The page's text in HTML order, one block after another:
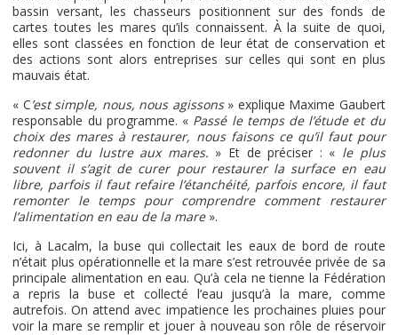
bassin versant, les chasseurs positionnent sur des fonds de
cartes toutes les mares qu’ils connaissent. À la suite de quoi,
elles sont classées en fonction de leur état de conservation et
des actions sont alors entreprises sur celles qui sont en plus
mauvais état.
« C’est simple, nous, nous agissons» explique Maxime Gaubert
responsable du programme. « Passé le temps de l’étude et du
choix des mares à restaurer, nous faisons ce qu’il faut pour
redonner du lustre aux mares. » Et de préciser : « le plus
souvent il s’agit de curer pour restaurer la surface en eau
libre, parfois il faut refaire l’étanchéité, parfois encore, il faut
remonter le temps pour comprendre comment restaurer
l’alimentation en eau de la mare».
Ici, à Lacalm, la buse qui collectait les eaux de bord de route
n’était plus opérationnelle et la mare s’est retrouvée privée de sa
principale alimentation en eau. Qu’à cela ne tienne la Fédération
a repris la buse et collecté l’eau jusqu’à la mare, comme
autrefois. On attend avec impatience les prochaines pluies pour
voir la mare se remplir et jouer à nouveau son rôle de réservoir